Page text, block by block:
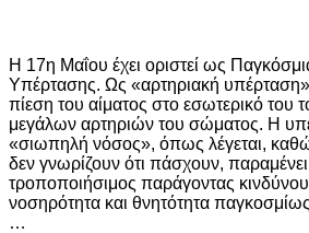
Η 17η Μαΐου έχει οριστεί ως
Υπέρτασης. Ως «αρτηριακή υπέρταση»
πίεση του αίματος στο εσωτερικό του
μεγάλων αρτηριών του σώματος. Η
«σιωπηλή νόσος», όπως λέγεται,
δεν γνωρίζουν ότι πάσχουν,
τροποποιήσιμος παράγοντας κινδύνου
νοσηρότητα και θνητότητα
…